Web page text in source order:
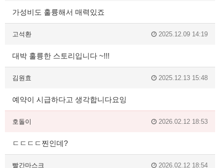
가성비도 훌륭해서 매력있죠
고석환 2025.12.09 14:19
대박 훌륭한 스토리입니다 ~!!!
김원효 2025.12.13 15:48
예약이 시급하다고 생각합니다요잉
호돌이 2026.02.12 18:53
ㄷㄷㄷㄷ찐인데?
빨간마스크 2026.02.12 18:54